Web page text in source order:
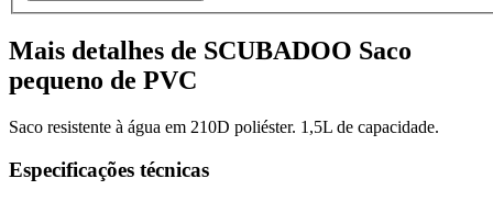
Mais detalhes de SCUBADOO Saco
pequeno de PVC
Saco resistente à água em 210D poliéster. 1,5L de capacidade.
Especificações técnicas